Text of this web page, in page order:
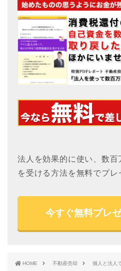
法人を効果的に使い、数
を受ける方法を無料でプレ
今すぐ無料プレ
HOME 不動産売却 個人と法人